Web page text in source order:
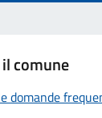
comune
domande